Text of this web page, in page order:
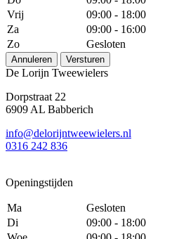
Vrij
09:00 - 18:00
Za
09:00 - 16:00
Zo
Gesloten
Annuleren Versturen
De Lorijn Tweewielers
Dorpstraat 22
6909 AL Babberich
info@delorijntweewielers.nl
0316 242 836
Openingstijden
Ma
Gesloten
Di
09:00 - 18:00